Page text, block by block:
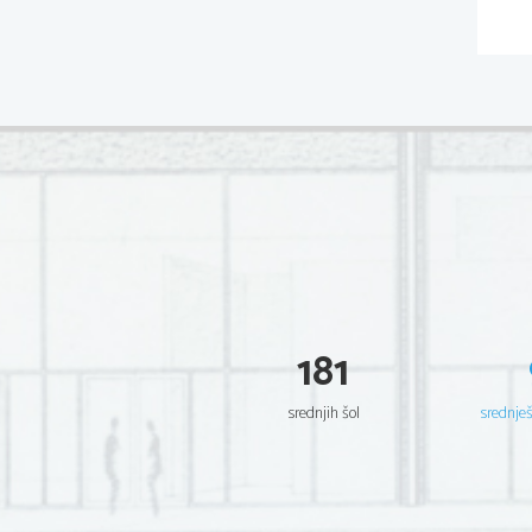
181
srednjih šol